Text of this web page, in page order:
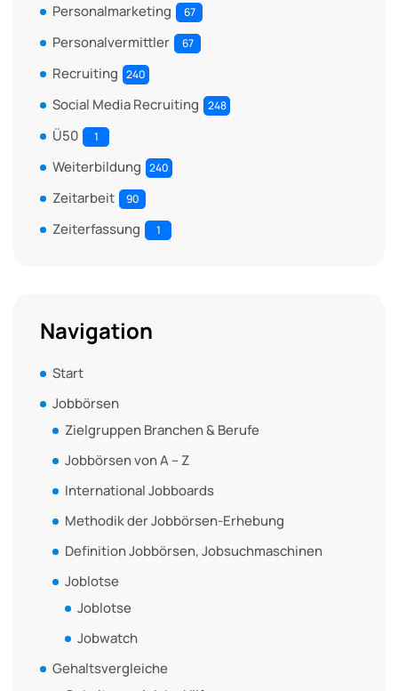
Personalmarketing 67
Personalvermittler 67
Recruiting 240
Social Media Recruiting 248
Ü50 1
Weiterbildung 240
Zeitarbeit 90
Zeiterfassung 1
Navigation
Start
Jobbörsen
Zielgruppen Branchen & Berufe
Jobbörsen von A – Z
International Jobboards
Methodik der Jobbörsen-Erhebung
Definition Jobbörsen, Jobsuchmaschinen
Joblotse
Joblotse
Jobwatch
Gehaltsvergleiche